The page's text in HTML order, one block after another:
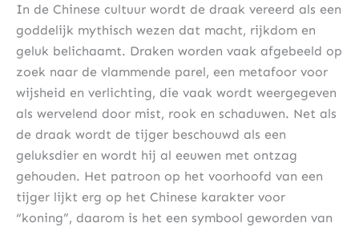
In de Chinese cultuur wordt de draak vereerd als een
goddelijk mythisch wezen dat macht, rijkdom en
geluk belichaamt. Draken worden vaak afgebeeld op
zoek naar de vlammende parel, een metafoor voor
wijsheid en verlichting, die vaak wordt weergegeven
als wervelend door mist, rook en schaduwen. Net als
de draak wordt de tijger beschouwd als een
geluksdier en wordt hij al eeuwen met ontzag
gehouden. Het patroon op het voorhoofd van een
tijger lijkt erg op het Chinese karakter voor
“koning”, daarom is het een symbool geworden van